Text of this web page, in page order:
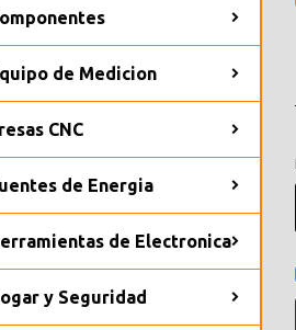
de Medicion
CNC
de Energia
de Electronica
y Seguridad